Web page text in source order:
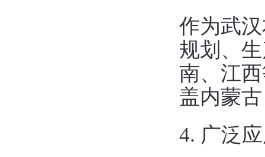
作为武
规划、
南、江
盖内蒙
4. ‌广泛